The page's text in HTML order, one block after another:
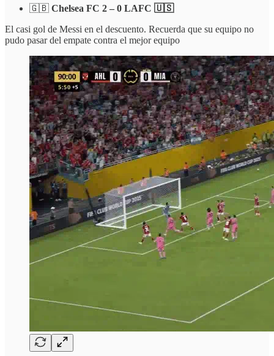
🇬🇧 Chelsea FC 2 – 0 LAFC 🇺🇸
El casi gol de Messi en el descuento. Recuerda que su equipo no
pudo pasar del empate contra el mejor equipo